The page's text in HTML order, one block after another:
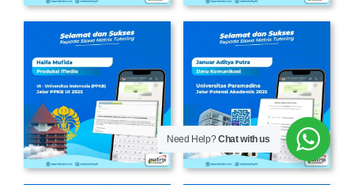
Need Help?Chat with us